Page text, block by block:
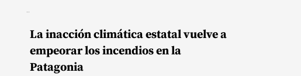
La inacción climática estatal vuelve a
empeorar los incendios en la
Patagonia